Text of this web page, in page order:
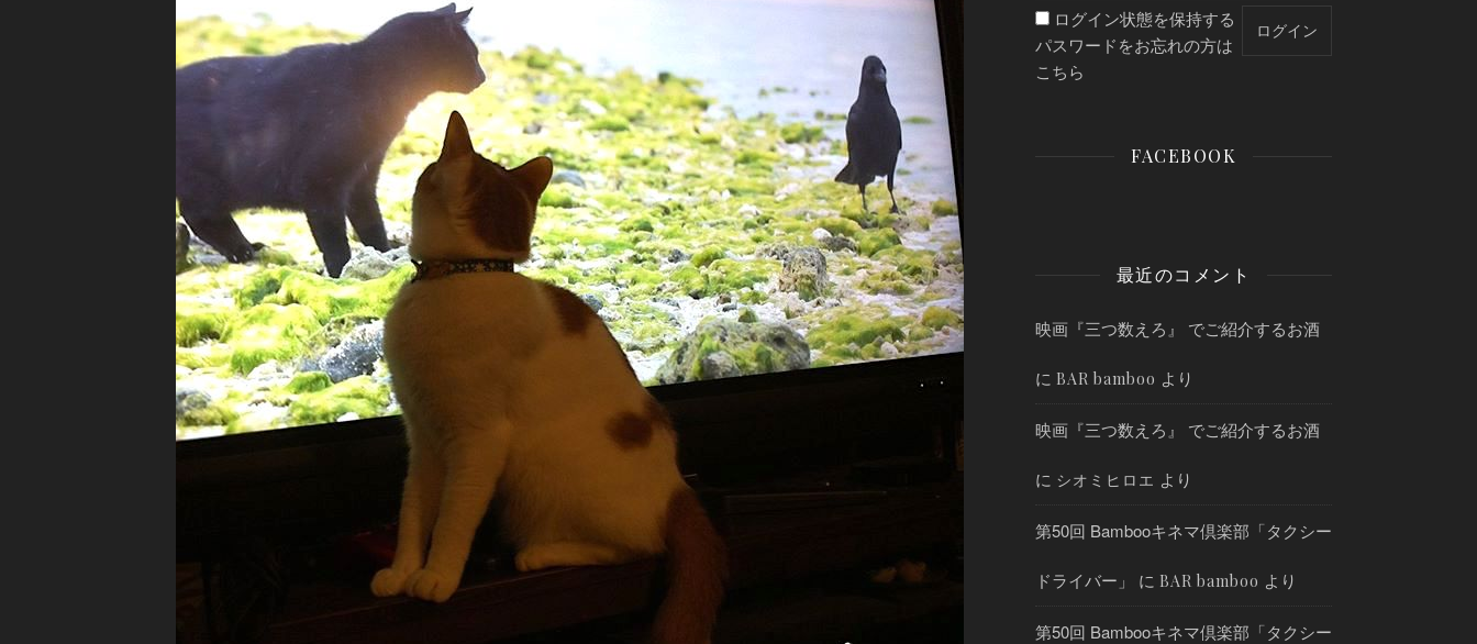
ログイン状態を保持する
パスワードをお忘れの方は
こちら
FACEBOOK
最近のコメント
映画『三つ数えろ』 でご紹介するお酒
に BAR bamboo より
映画『三つ数えろ』 でご紹介するお酒
に シオミヒロエ より
第50回 Bambooキネマ倶楽部「タクシー
ドライバー」 に BAR bamboo より
第50回 Bambooキネマ倶楽部「タクシー